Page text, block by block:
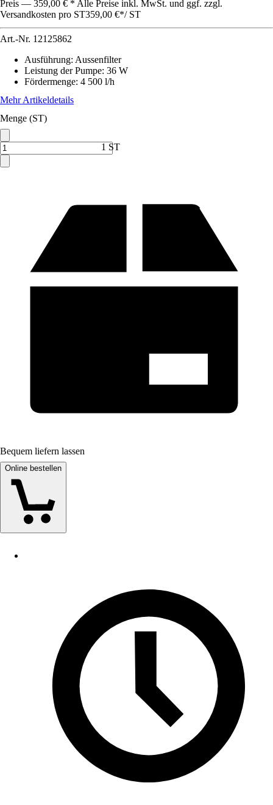
Preis — 359,00 € * Alle Preise inkl. MwSt. und ggf. zzgl.
Versandkosten pro ST359,00 €*/ ST
Art.-Nr. 12125862
Ausführung: Aussenfilter
Leistung der Pumpe: 36 W
Fördermenge: 4 500 l/h
Mehr Artikeldetails
Menge (ST)
1 ST
Bequem liefern lassen
Online bestellen